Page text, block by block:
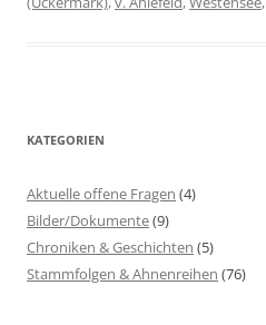
KATEGORIEN
Aktuelle offene Fragen (4)
Bilder/Dokumente(9)
Chroniken & Geschichten (5)
Stammfolgen & Ahnenreihen (76)